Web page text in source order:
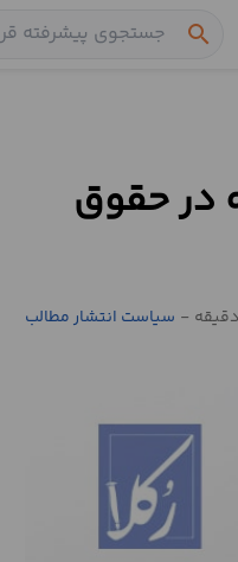
search
در حقوق
- سیاست انتشار مطالب